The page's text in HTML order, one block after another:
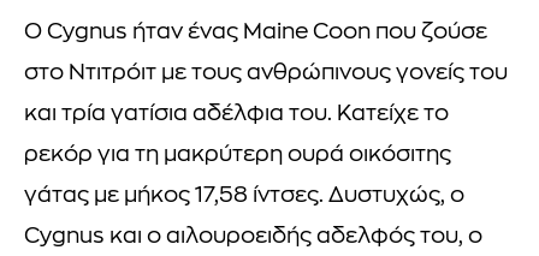
Ο Cygnus ήταν ένας Maine Coon που ζούσε
στο Ντιτρόιτ με τους ανθρώπινους γονείς του
και τρία γατίσια αδέλφια του. Κατείχε το
ρεκόρ για τη μακρύτερη ουρά οικόσιτης
γάτας με μήκος 17,58 ίντσες. Δυστυχώς, ο
Cygnus και ο αιλουροειδής αδελφός του, ο